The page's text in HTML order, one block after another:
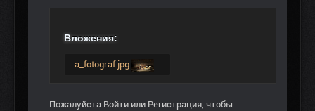
Вложения:
...a_fotograf.jpg
Пожалуйста Войти или Регистрация, чтобы